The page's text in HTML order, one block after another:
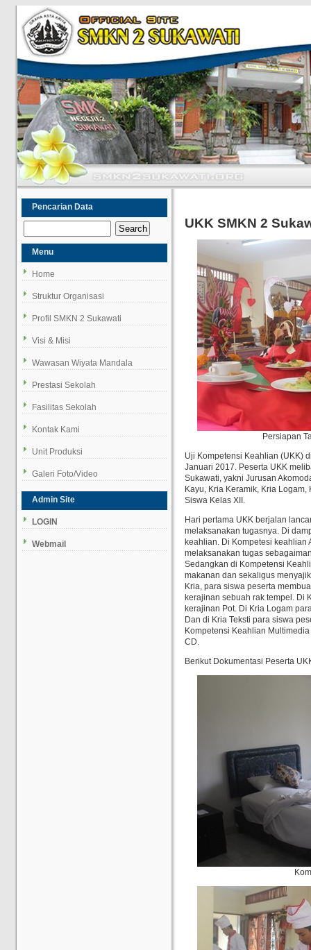
Pencarian Data
Menu
Home
Struktur Organisasi
Profil SMKN 2 Sukawati
Visi & Misi
Wawasan Wiyata Mandala
Prestasi Sekolah
Fasilitas Sekolah
Kontak Kami
Unit Produksi
Galeri Foto/Video
Admin Site
LOGIN
Webmail
UKK SMKN 2
Persiapan
Uji Kompetensi Keahlian (UKK)
Januari 2017. Peserta UKK
Sukawati, yakni Jurusan
Kayu, Kria Keramik, Kria
Siswa Kelas XII.
Hari pertama UKK berjalan
melaksanakan tugasnya. Di
keahlian. Di Kompetesi keahlian
melaksanakan tugas
Sedangkan di Kompetensi
makanan dan sekaligus
Kria, para siswa peserta
kerajinan sebuah rak tempel. Di
kerajinan Pot. Di Kria Logam
Dan di Kria Teksti para siswa
Kompetensi Keahlian
CD.
Berikut Dokumentasi Peserta